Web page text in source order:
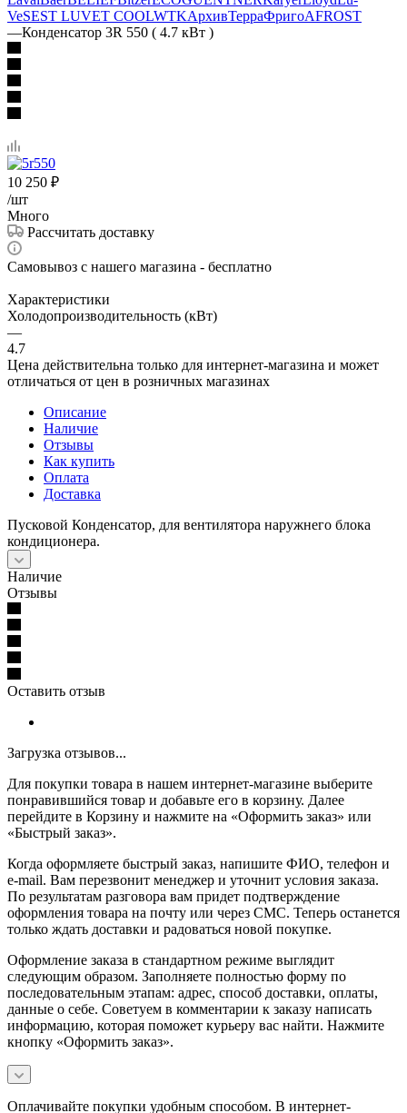
VeSEST LUVET COOLWTKАрхивТерраФригоAFROST
—Конденсатор 3R 550 ( 4.7 кВт )
10 250 ₽
/шт
Много
Рассчитать доставку
Самовывоз с нашего магазина - бесплатно
Характеристики
Холодопроизводительность (кВт)
—
4.7
Цена действительна только для интернет-магазина и может
отличаться от цен в розничных магазинах
Описание
Наличие
Отзывы
Как купить
Оплата
Доставка
Пусковой Конденсатор, для вентилятора наружнего блока
кондиционера.
Наличие
Отзывы
Оставить отзыв
Загрузка отзывов...
Для покупки товара в нашем интернет-магазине выберите
понравившийся товар и добавьте его в корзину. Далее
перейдите в Корзину и нажмите на «Оформить заказ» или
«Быстрый заказ».
Когда оформляете быстрый заказ, напишите ФИО, телефон и
e-mail. Вам перезвонит менеджер и уточнит условия заказа.
По результатам разговора вам придет подтверждение
оформления товара на почту или через СМС. Теперь останется
только ждать доставки и радоваться новой покупке.
Оформление заказа в стандартном режиме выглядит
следующим образом. Заполняете полностью форму по
последовательным этапам: адрес, способ доставки, оплаты,
данные о себе. Советуем в комментарии к заказу написать
информацию, которая поможет курьеру вас найти. Нажмите
кнопку «Оформить заказ».
Оплачивайте покупки удобным способом. В интернет-